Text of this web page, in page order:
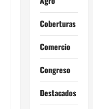
Coberturas
Comercio
Congreso
Destacados